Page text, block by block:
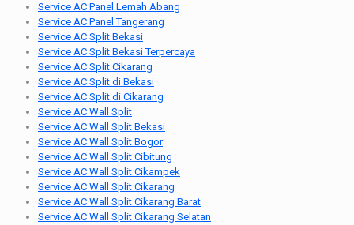
Service AC Panel Lemah Abang
Service AC Panel Tangerang
Service AC Split Bekasi
Service AC Split Bekasi Terpercaya
Service AC Split Cikarang
Service AC Split di Bekasi
Service AC Split di Cikarang
Service AC Wall Split
Service AC Wall Split Bekasi
Service AC Wall Split Bogor
Service AC Wall Split Cibitung
Service AC Wall Split Cikampek
Service AC Wall Split Cikarang
Service AC Wall Split Cikarang Barat
Service AC Wall Split Cikarang Selatan